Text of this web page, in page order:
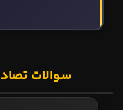
سوالات